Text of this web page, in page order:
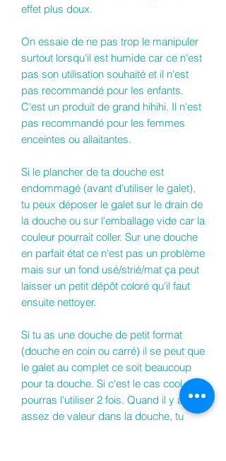
effet plus doux.
On essaie de ne pas trop le manipuler
surtout lorsqu'il est humide car ce n'est
pas son utilisation souhaité et il n'est
pas recommandé pour les enfants.
C'est un produit de grand hihihi. Il n'est
pas recommandé pour les femmes
enceintes ou allaitantes.
Si le plancher de ta douche est
endommagé (avant d'utiliser le galet),
tu peux déposer le galet sur le drain de
la douche ou sur l'emballage vide car la
couleur pourrait coller. Sur une douche
en parfait état ce n'est pas un problème
mais sur un fond usé/strié/mat ça peut
laisser un petit dépôt coloré qu'il faut
ensuite nettoyer.
Si tu as une douche de petit format
(douche en coin ou carré) il se peut que
le galet au complet ce soit beaucoup
pour ta douche. Si c'est le cas cool, tu
pourras l'utiliser 2 fois. Quand il y a
assez de valeur dans la douche, tu